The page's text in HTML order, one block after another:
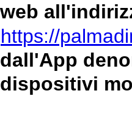
web
https://
dall'App
dispositivi